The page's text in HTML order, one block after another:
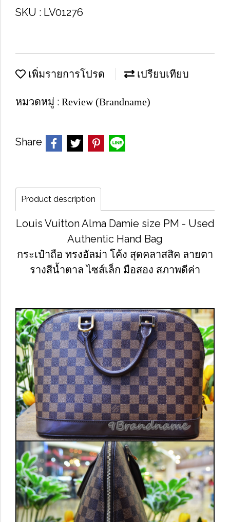
SKU : LV01276
เพิ่มรายการโปรด เปรียบเทียบ
หมวดหมู่ : Review (Brandname)
Share
Product description
Louis Vuitton Alma Damie size PM - Used
Authentic Hand Bag
กระเป๋าถือ ทรงอัลม่า โค้ง สุดคลาสสิค ลายตา
รางสีน้ำตาล ไซส์เล็ก มือสอง สภาพดีค่า